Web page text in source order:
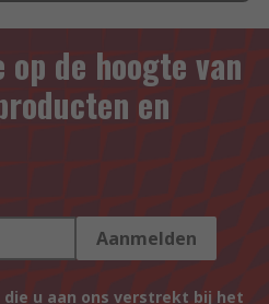
op de hoogte van
en
Aanmelden
die u aan ons verstrekt bij het